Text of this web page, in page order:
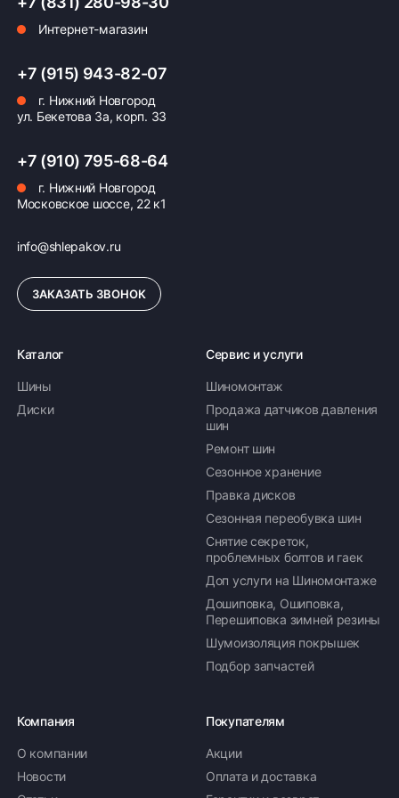
Возможна картой, наличными при получении,
также доступно оформление кредита и
формирование счёта для Юр.Лица
ПОДРОБНЕЕ ОБ ОПЛАТЕ
Интернет-магазин
+7 (915) 943-82-07
г. Нижний Новгород
ул. Бекетова 3а, корп. 33
+7 (910) 795-68-64
г. Нижний Новгород
Московское шоссе, 22 к1
info@shlepakov.ru
ЗАКАЗАТЬ ЗВОНОК
Каталог
Шины
Диски
Сервис и услуги
Шиномонтаж
Продажа датчиков давления
шин
Ремонт шин
Сезонное хранение
Правка дисков
Сезонная переобувка шин
Снятие секреток,
проблемных болтов и гаек
Доп услуги на Шиномонтаже
Дошиповка, Ошиповка,
Перешиповка зимней резины
Шумоизоляция покрышек
Подбор запчастей
Компания
О компании
Новости
Покупателям
Акции
Оплата и доставка